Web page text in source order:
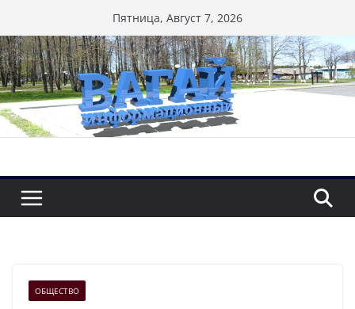
к
содержимому
Пятница, Август 7, 2026
ОБЩЕСТВО